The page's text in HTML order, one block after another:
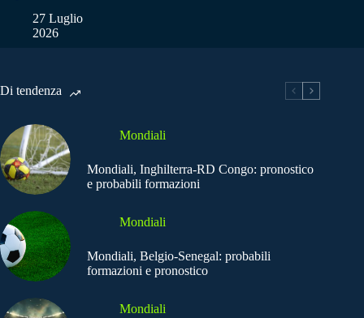
27 Luglio
2026
Di tendenza
Mondiali
Mondiali, Inghilterra-RD Congo: pronostico
e probabili formazioni
Mondiali
Mondiali, Belgio-Senegal: probabili
formazioni e pronostico
Mondiali